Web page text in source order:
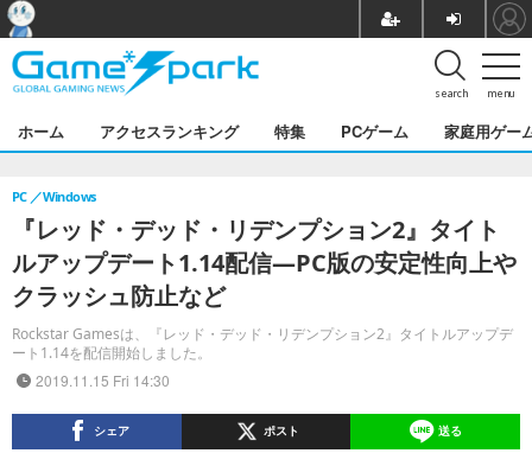
menu
search
ホーム アクセスランキング 特集 PCゲーム 家庭用ゲー
『レッド・デッド・リデンプション2』タイト
ルアップデート1.14配信―PC版の安定性向上や
クラッシュ防止など
Rockstar Gamesは、『レッド・デッド・リデンプション2』タイトルアップデ
ート1.14を配信開始しました。
PC Windows
2019.11.15 Fri 14:30
シェア ポスト 送る